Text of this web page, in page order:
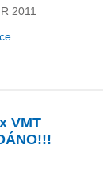
2011
VMT